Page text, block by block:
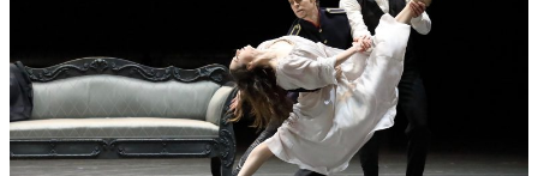
“
U
R
U
M
G